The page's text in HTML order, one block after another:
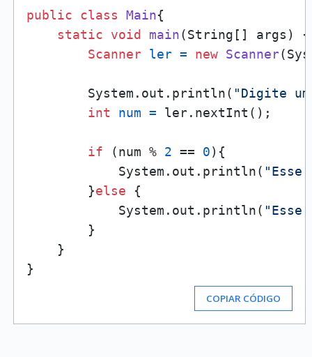
public class Main{
static
void main(String[] args)
{
Scanner ler = new Scanner
        System.out.println(
"Digite
int
num = ler.nextInt();
if (num % 2 == 0){
            System.out.println(
"Esse
        }
else {
            System.out.println(
"Esse
        }
    }
COPIAR CÓDIGO